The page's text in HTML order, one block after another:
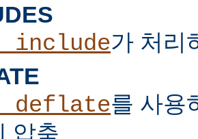
가 처리
를 사용
압축